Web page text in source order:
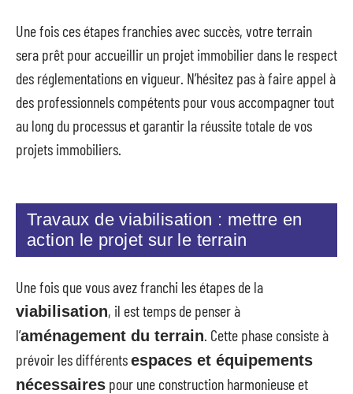
Une fois ces étapes franchies avec succès, votre terrain
sera prêt pour accueillir un projet immobilier dans le respect
des réglementations en vigueur. N’hésitez pas à faire appel à
des professionnels compétents pour vous accompagner tout
au long du processus et garantir la réussite totale de vos
projets immobiliers.
Travaux de viabilisation : mettre en
action le projet sur le terrain
Une fois que vous avez franchi les étapes de la
viabilisation, il est temps de penser à
l’aménagement du terrain . Cette phase consiste à
prévoir les différentsespaces et équipements
nécessaires pour une construction harmonieuse et